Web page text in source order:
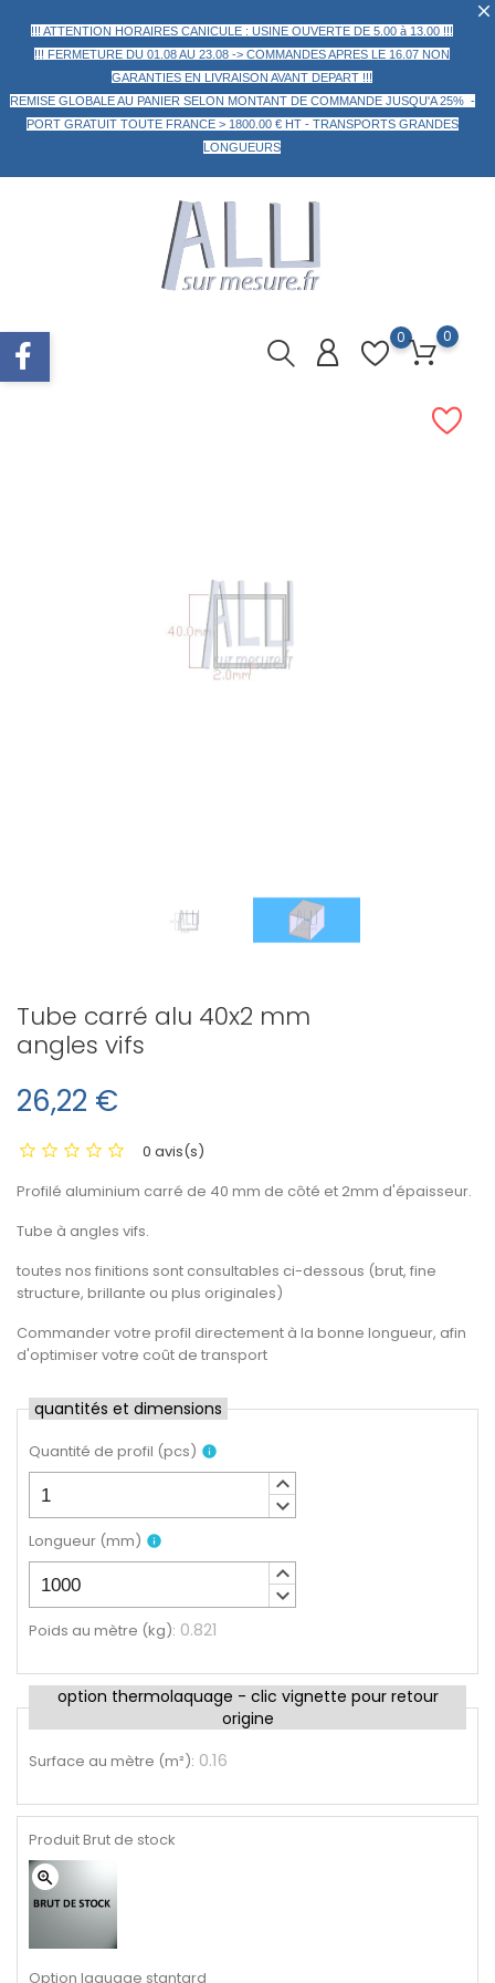
!!! ATTENTION HORAIRES CANICULE : USINE OUVERTE DE 5.00 à 13.00 !!!
!!! FERMETURE DU 01.08 AU 23.08 -> COMMANDES APRES LE 16.07 NON
GARANTIES EN LIVRAISON AVANT DEPART !!!
REMISE GLOBALE AU PANIER SELON MONTANT DE COMMANDE JUSQU'A 25% -
PORT GRATUIT TOUTE FRANCE > 1800.00 € HT - TRANSPORTS GRANDES
LONGUEURS
0 0
Tube carré alu 40x2 mm
angles vifs
26,22 €
0 avis(s)
Profilé aluminium carré de 40 mm de côté et 2mm d'épaisseur.
Tube à angles vifs.
toutes nos finitions sont consultables ci-dessous (brut, fine
structure, brillante ou plus originales)
Commander votre profil directement à la bonne longueur, afin
d'optimiser votre coût de transport
quantités et dimensions
Quantité de profil (pcs) info
keyboard_arrow_up
keyboard_arrow_down
Longueur (mm) info
keyboard_arrow_up
keyboard_arrow_down
Poids au mètre (kg): 0.821
option thermolaquage - clic vignette pour retour
origine
Surface au mètre (m²): 0.16
Produit Brut de stock
zoom_in
Option laquage stantard